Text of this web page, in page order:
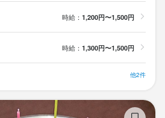
時給： 1,200円〜1,500円
時給： 1,300円〜1,500円
他2件